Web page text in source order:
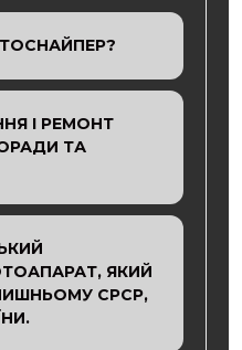
І РЕМОНТ
ТА
ЯКИЙ
СРСР,